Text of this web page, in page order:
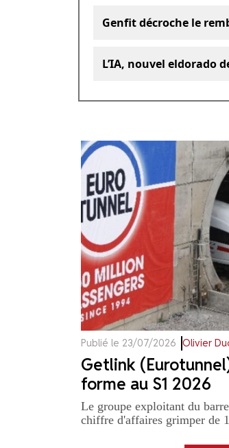
Genfit décroche le
L’IA, nouvel eldorado
Publié le 23/07/2026 Olivier
Getlink
forme au S1 2026
Le groupe exploitant du
chiffre d'affaires grimper de